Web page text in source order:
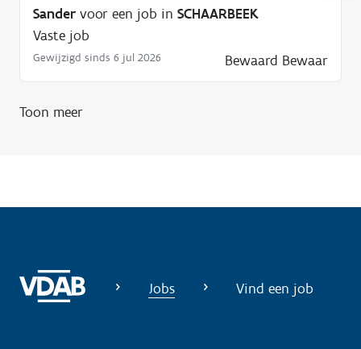
n
Sander voor een job in SCHAARBEEK
Vaste job
Gewijzigd sinds 6 jul 2026 Bewaard Bewaar
Toon meer
Jobs Vind een job